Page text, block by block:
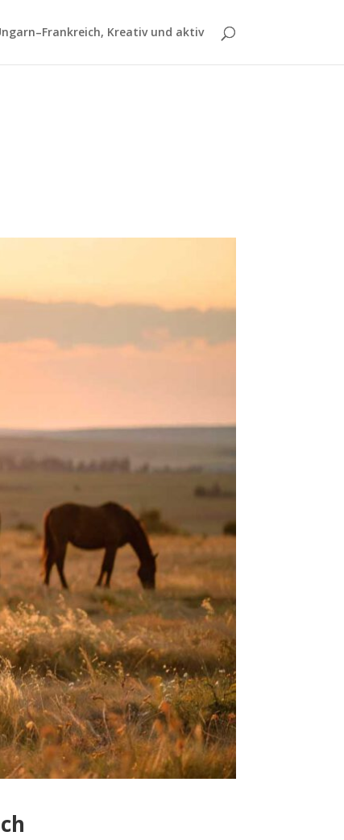
Kreativ und aktiv